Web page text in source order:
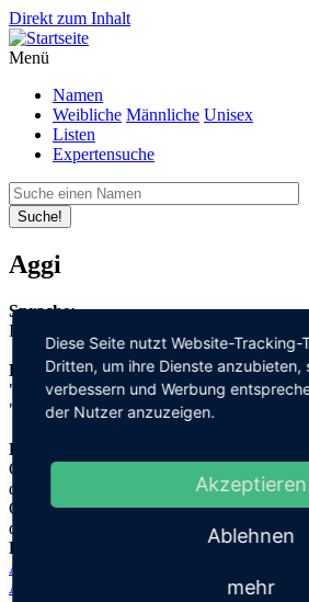
Direkt zum Inhalt
Menü
Namen
Weibliche Männliche Unisex
Listen
Expertensuche
Suche!
Aggi
Sprache:
Italienisch
Bedeutung:
"gut"
"rein"
Herleitung:
Griechisch,
αγαθός "agathos"
Griechisch,
αγνός "agnos"
Herkunftsname:
Agathe
Agnes
Diese Seite nutzt Website-Tracking-
Dritten, um ihre Dienste anzubieten,
verbessern und Werbung
der Nutzer anzuzeigen.
Akzeptieren
Ablehnen
mehr